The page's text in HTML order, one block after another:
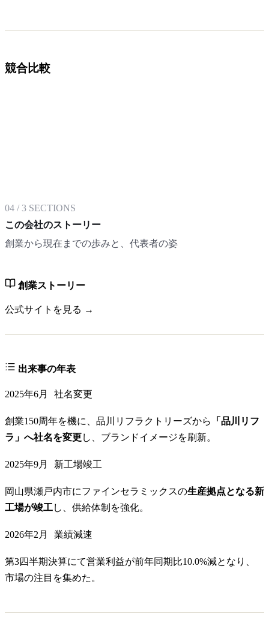
競合比較
04 /3 SECTIONS
この会社のストーリー
創業から現在までの歩みと、代表者の姿
創業ストーリー
公式サイトを見る →
出来事の年表
2025年6月 社名変更
創業150周年を機に、品川リフラクトリーズから
「品川リフ
ラ」へ社名を変更し、ブランドイメージを刷新。
2025年9月 新工場竣工
岡山県瀬戸内市にファインセラミックスの生産拠点となる新
工場が竣工し、供給体制を強化。
2026年2月 業績減速
第3四半期決算にて営業利益が前年同期比10.0%減となり、
市場の注目を集めた。